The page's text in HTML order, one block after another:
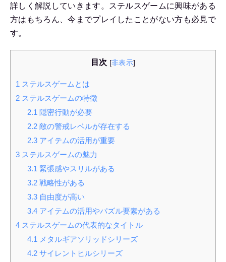
詳しく解説していきます。ステルスゲームに興味がある
方はもちろん、今までプレイしたことがない方も必見で
す。
目次 [非表示]
1 ステルスゲームとは
2 ステルスゲームの特徴
2.1 隠密行動が必要
2.2敵の警戒レベルが存在する
2.3アイテムの活用が重要
3 ステルスゲームの魅力
3.1 緊張感やスリルがある
3.2戦略性がある
3.3自由度が高い
3.4アイテムの活用やパズル要素がある
4 ステルスゲームの代表的なタイトル
4.1 メタルギアソリッドシリーズ
4.2サイレントヒルシリーズ